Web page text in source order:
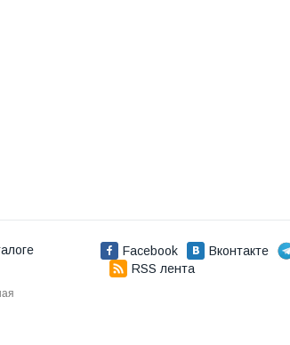
Facebook Вконтакте
RSS лента